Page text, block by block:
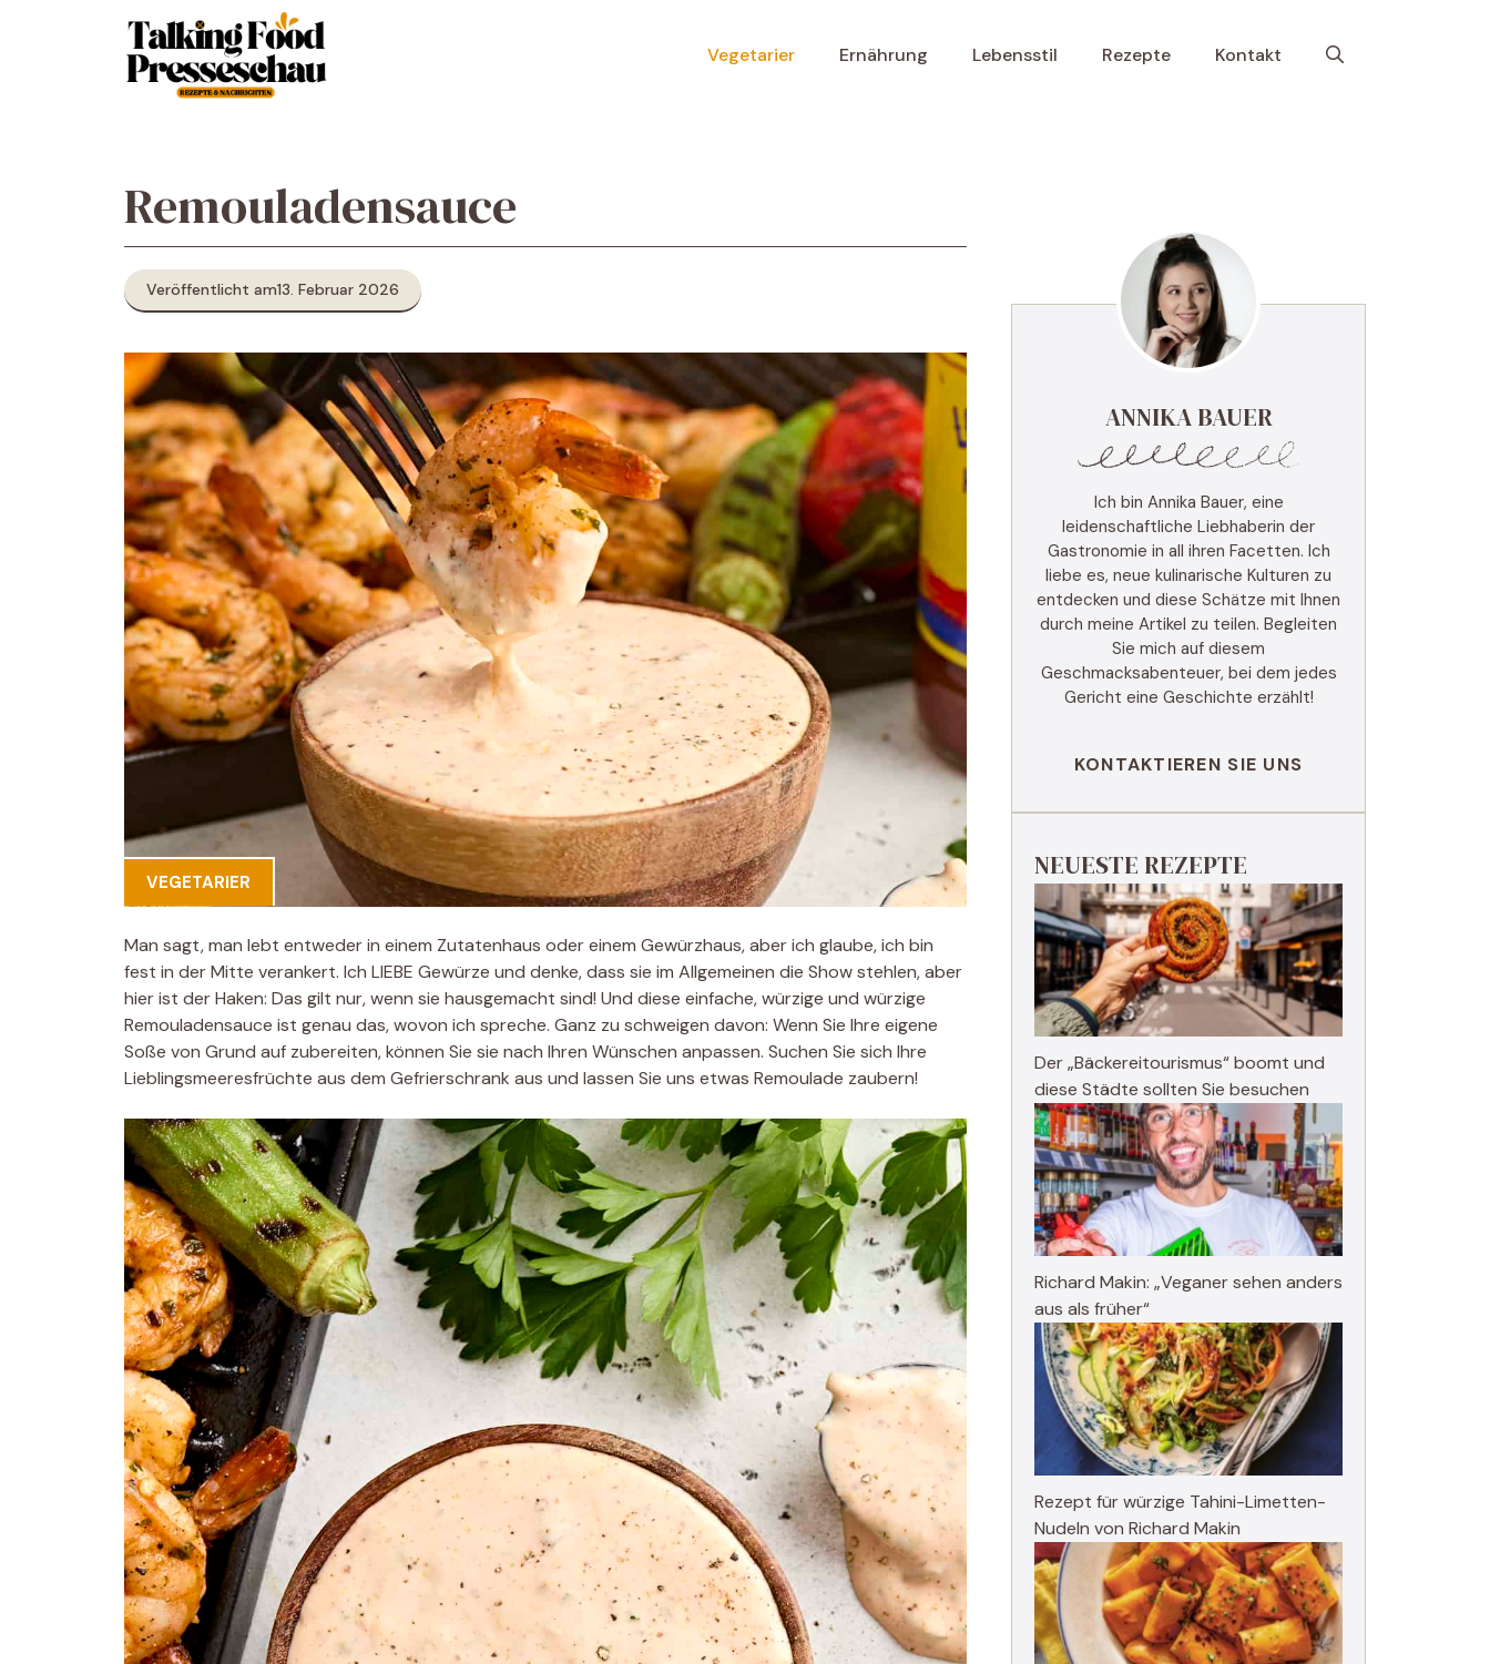
Vegetarier Ernährung Lebensstil Rezepte Kontakt
Remouladensauce
Veröffentlicht am13. Februar 2026
VEGETARIER
Man sagt, man lebt entweder in einem Zutatenhaus oder einem Gewürzhaus, aber ich glaube, ich bin
fest in der Mitte verankert. Ich LIEBE Gewürze und denke, dass sie im Allgemeinen die Show stehlen, aber
hier ist der Haken: Das gilt nur, wenn sie hausgemacht sind! Und diese einfache, würzige und würzige
Remouladensauce ist genau das, wovon ich spreche. Ganz zu schweigen davon: Wenn Sie Ihre eigene
Soße von Grund auf zubereiten, können Sie sie nach Ihren Wünschen anpassen. Suchen Sie sich Ihre
Lieblingsmeeresfrüchte aus dem Gefrierschrank aus und lassen Sie uns etwas Remoulade zaubern!
ANNIKA BAUER
Ich bin Annika Bauer, eine
leidenschaftliche Liebhaberin der
Gastronomie in all ihren Facetten. Ich
liebe es, neue kulinarische Kulturen zu
entdecken und diese Schätze mit Ihnen
durch meine Artikel zu teilen. Begleiten
Sie mich auf diesem
Geschmacksabenteuer, bei dem jedes
Gericht eine Geschichte erzählt!
KONTAKTIEREN SIE UNS
NEUESTE REZEPTE
Der „Bäckereitourismus“ boomt und
diese Städte sollten Sie besuchen
Richard Makin: „Veganer sehen anders
aus als früher“
Rezept für würzige Tahini-Limetten-
Nudeln von Richard Makin